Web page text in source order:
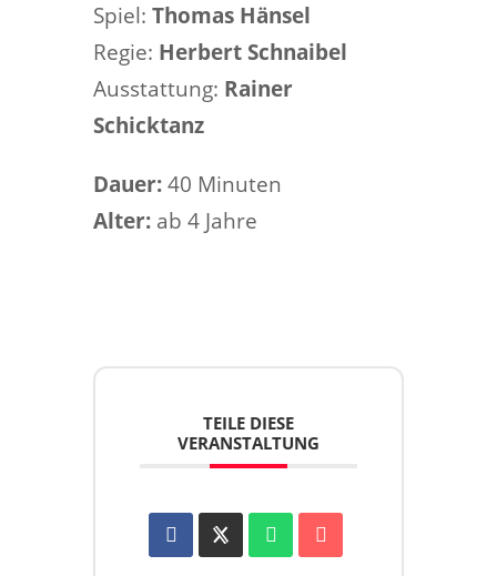
Spiel: Thomas Hänsel
Regie: Herbert Schnaibel
Ausstattung: Rainer
Schicktanz
Dauer: 40 Minuten
Alter: ab 4 Jahre
TEILE DIESE
VERANSTALTUNG